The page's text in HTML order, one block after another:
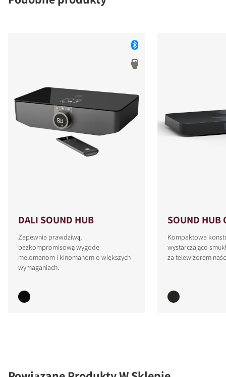
DALI SOUND HUB
Zapewnia prawdziwą,
bezkompromisową wygodę
melomanom i kinomanom o większych
wymaganiach.
SOUND HUB
Kompaktowa
wystarczająco
za telewizorem